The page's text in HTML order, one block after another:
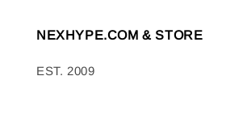
NEXHYPE.COM & STORE
EST. 2009